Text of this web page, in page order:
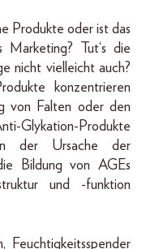
Produkte oder ist das
Marketing? Tut‘s die
nicht vielleicht auch?
konzentrieren
von Falten oder den
Glykation-Produkte
der Ursache der
Bildung von AGEs
und -funktion
Feuchtigkeitsspender